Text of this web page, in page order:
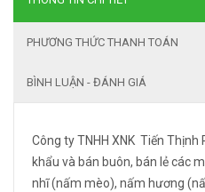
PHƯƠNG THỨC THANH TOÁN
BÌNH LUẬN - ĐÁNH GIÁ
Công ty TNHH XNK Tiến
khẩu và bán buôn, bán lẻ các
nhĩ (nấm mèo), nấm hương